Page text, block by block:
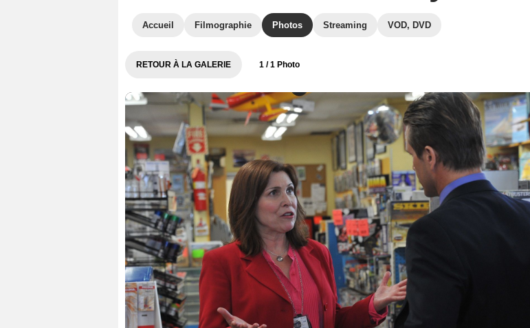
Accueil Filmographie Photos Streaming VOD, DVD
RETOUR À LA GALERIE 1 / 1 Photo